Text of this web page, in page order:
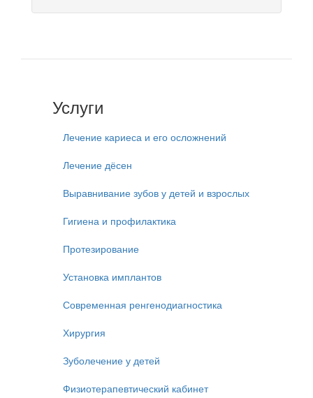
Услуги
Лечение кариеса и его осложнений
Лечение дёсен
Выравнивание зубов у детей и взрослых
Гигиена и профилактика
Протезирование
Установка имплантов
Современная ренгенодиагностика
Хирургия
Зуболечение у детей
Физиотерапевтический кабинет